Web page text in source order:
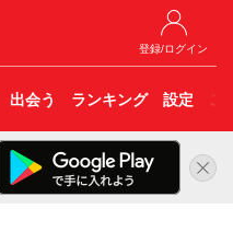
登録/ログイン
出会う ランキング 設定 こ